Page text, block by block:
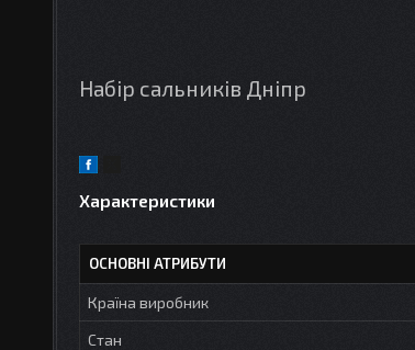
Набір сальників Дніпр
Характеристики
ОСНОВНІ АТРИБУТИ
Країна виробник
Стан